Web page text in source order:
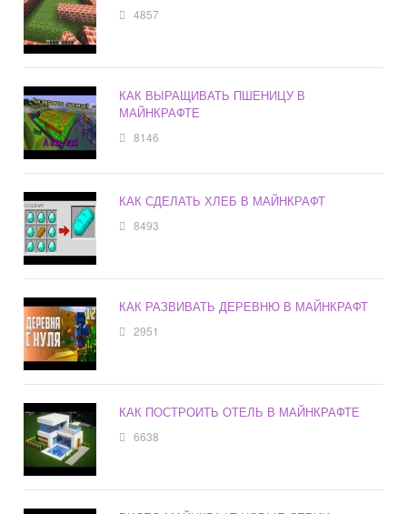
4857
КАК ВЫРАЩИВАТЬ ПШЕНИЦУ В
МАЙНКРАФТЕ
8146
КАК СДЕЛАТЬ ХЛЕБ В МАЙНКРАФТ
8493
КАК РАЗВИВАТЬ ДЕРЕВНЮ В МАЙНКРАФТ
2951
КАК ПОСТРОИТЬ ОТЕЛЬ В МАЙНКРАФТЕ
6638